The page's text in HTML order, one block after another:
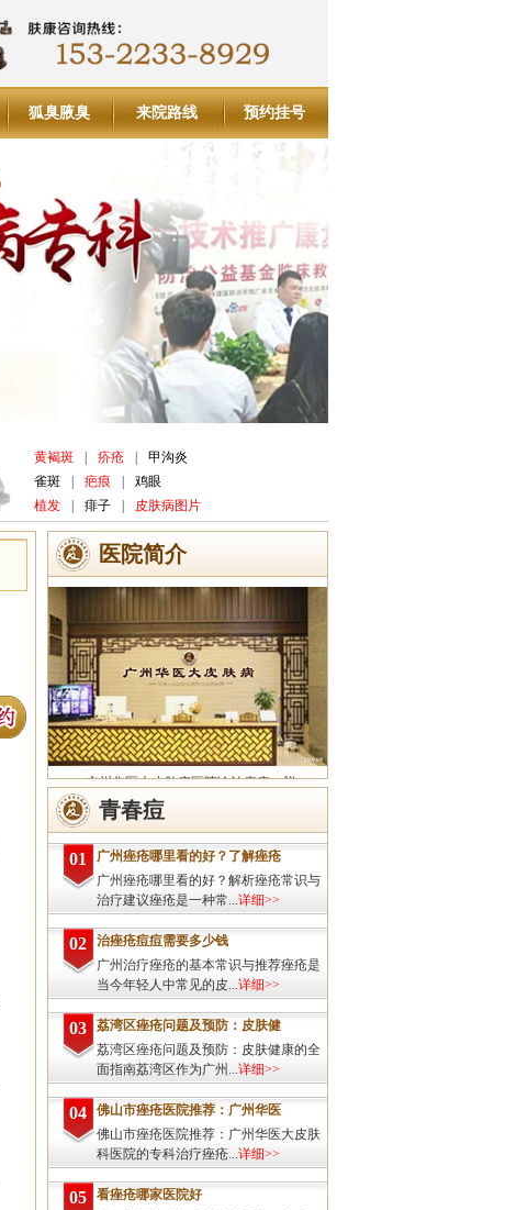
狐臭腋臭 来院路线 预约挂号
黄褐斑 疥疮
甲沟炎
雀斑
疤痕
鸡眼
植发
痱子 皮肤病图片
医院简介
广州华医大皮肤病医院诊治痤疮、脱
发、灰指甲、荨麻疹、湿疹、皮炎、斑秃、
皮肤过敏、扁平疣、带状疱疹、皮肤瘙痒、
皮肤过敏等皮肤疾病的治疗方面...详细>>
青春痘
01
广州痤疮哪里看的好？了解痤疮
广州痤疮哪里看的好？解析痤疮常识与
治疗建议痤疮是一种常...详细>>
02
治痤疮痘痘需要多少钱
广州治疗痤疮的基本常识与推荐痤疮是
当今年轻人中常见的皮...详细>>
03
荔湾区痤疮问题及预防：皮肤健
荔湾区痤疮问题及预防：皮肤健康的全
面指南荔湾区作为广州...详细>>
04
佛山市痤疮医院推荐：广州华医
佛山市痤疮医院推荐：广州华医大皮肤
科医院的专科治疗痤疮...详细>>
05
看痤疮哪家医院好